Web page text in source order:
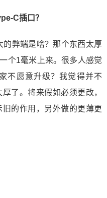
C插口？
的弊端是啥？那个东西太厚
个1毫米上来。很多人感觉
不愿意升级？我觉得并不
了。将来假如必须更改，
的作用，另外做的更薄更